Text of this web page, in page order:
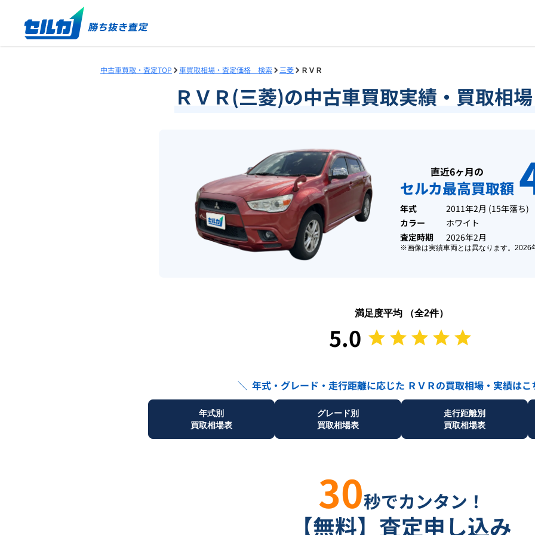
中古車買取・査定TOP 車買取相場・査定価格 検索 三菱 ＲＶＲ
ＲＶＲ(三菱)の中古車買取実績・買取相
直近6ヶ月の
セルカ最高買取額
年式 2011年2月 (15年落ち)
カラー
ホワイト
査定時期
2026年2月
※画像は実績車両とは異なります。 2026
満足度平均 （全2件）
5.0
＼ 年式・グレード・走行距離に応じた ＲＶＲの買取相場・実績はこ
年式別
買取相場表
グレード別
買取相場表
走行距離別
買取相場表
30秒でカンタン！
【無料】査定申し込み